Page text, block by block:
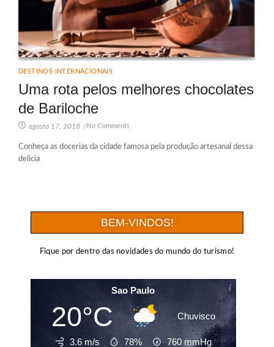
DESTINOS INTERNACIONAIS
Uma rota pelos melhores chocolates
de Bariloche
agosto 17, 2018 /No Comments
Conheça as docerias da cidade famosa pela produção artesanal dessa
delícia
BEM-VINDOS!
Fique por dentro das novidades do mundo do turismo!
Sao Paulo
20°C Chuvisco
3.6 m/s 78% 760mmHg